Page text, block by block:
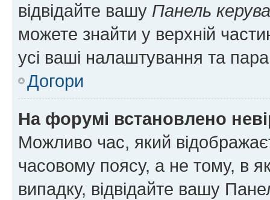
відвідайте вашу Панель
можете знайти у верхній
усі ваші налаштування та
Догори
На форумі встановлено
Можливо час, який
часовому поясу, а не тому, в
випадку, відвідайте вашу